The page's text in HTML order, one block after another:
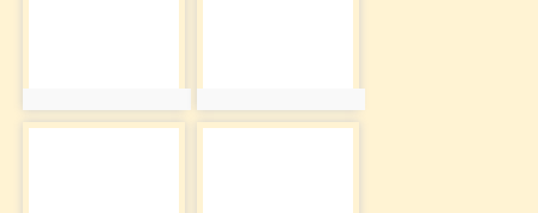
photo:579
photo:580